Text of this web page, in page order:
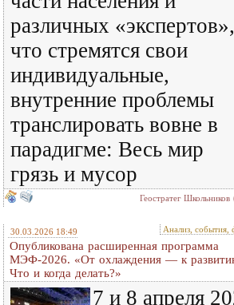
различных «экспертов»,
что стремятся свои
индивидуальные,
внутренние проблемы
транслировать вовне в
парадигме: Весь мир
грязь и мусор
Геостратег Школьников
30.03.2026 18:49 Анализ, события,
Опубликована расширенная программа
МЭФ-2026. «От охлаждения — к
Что и когда делать?»
7 и 8 апреля